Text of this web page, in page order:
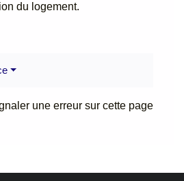
du logement.
une erreur sur cette page